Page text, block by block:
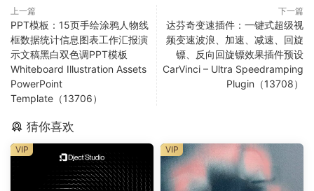
上一篇
PPT模板：15页手绘涂鸦人物线
框数据统计信息图表工作汇报演
示文稿黑白双色调PPT模板
Whiteboard Illustration Assets
PowerPoint
Template（13706）
下一篇
达芬奇变速插件：一键式超级视
频变速波浪、加速、减速、回旋
镖、反向回旋镖效果插件预设
CarVinci – Ultra Speedramping
Plugin（13708）
猜你喜欢
VIP VIP